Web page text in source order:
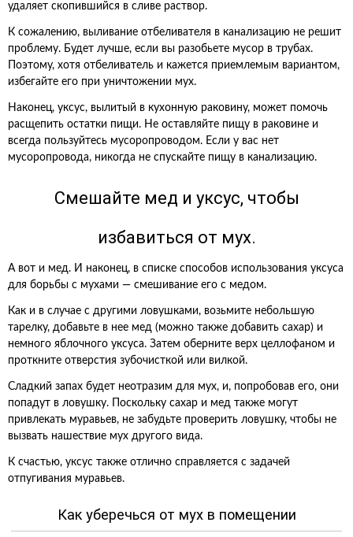
удаляет скопившийся в сливе раствор.
К сожалению, выливание отбеливателя в канализацию не решит
проблему. Будет лучше, если вы разобьете мусор в трубах.
Поэтому, хотя отбеливатель и кажется приемлемым вариантом,
избегайте его при уничтожении мух.
Наконец, уксус, вылитый в кухонную раковину, может помочь
расщепить остатки пищи. Не оставляйте пищу в раковине и
всегда пользуйтесь мусоропроводом. Если у вас нет
мусоропровода, никогда не спускайте пищу в канализацию.
Смешайте мед и уксус, чтобы
избавиться от мух.
А вот и мед. И наконец, в списке способов использования уксуса
для борьбы с мухами — смешивание его с медом.
Как и в случае с другими ловушками, возьмите небольшую
тарелку, добавьте в нее мед (можно также добавить сахар) и
немного яблочного уксуса. Затем оберните верх целлофаном и
проткните отверстия зубочисткой или вилкой.
Сладкий запах будет неотразим для мух, и, попробовав его, они
попадут в ловушку. Поскольку сахар и мед также могут
привлекать муравьев, не забудьте проверить ловушку, чтобы не
вызвать нашествие мух другого вида.
К счастью, уксус также отлично справляется с задачей
отпугивания муравьев.
Как уберечься от мух в помещении